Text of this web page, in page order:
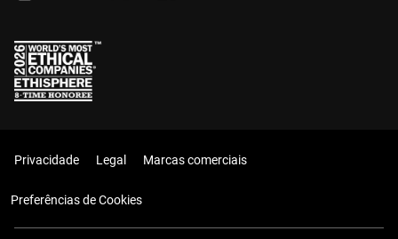
Privacidade Legal Marcas comerciais
Preferências de Cookies